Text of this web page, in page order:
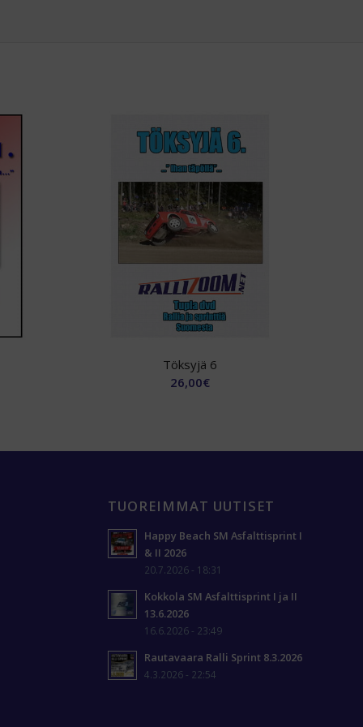
Töksyjä 6
26,00€
TUOREIMMAT UUTISET
Happy Beach SM Asfalttisprint I
& II 2026
20.7.2026 - 18:31
Kokkola SM Asfalttisprint I ja II
13.6.2026
16.6.2026 - 23:49
Rautavaara Ralli Sprint 8.3.2026
4.3.2026 - 22:54